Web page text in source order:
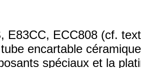
E83CC, ECC808 (cf.
encartable céramique
spéciaux et la